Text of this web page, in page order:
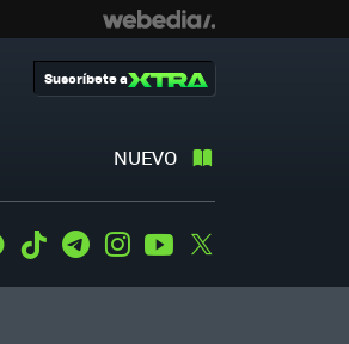
NUEVO
Suscríbete a
WhatsApp
Tiktok TelegramInstagramYoutube